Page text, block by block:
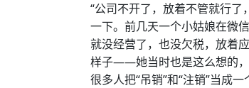
“公司不开了，放着不管就行
一下。前几天一个小姑娘在微
就没经营了，也没欠税，放着
样子——她当时也是这么想的，
很多人把“吊销”和“注销”当成